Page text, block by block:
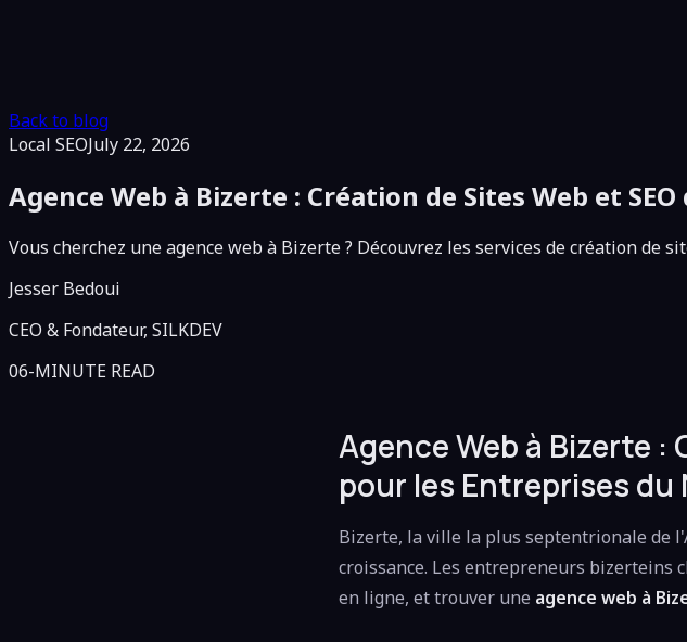
Back to blog
Local SEOJuly 22, 2026
Agence Web à Bizerte : Création de Sites Web et
Vous cherchez une agence web à Bizerte ? Découvrez les services de création de
Jesser Bedoui
CEO & Fondateur, SILKDEV
06-MINUTE READ
Agence Web à Bizerte :
pour les Entreprises du
Bizerte, la ville la plus septentrionale de
croissance. Les entrepreneurs bizerteins
en ligne, et trouver une agence web à